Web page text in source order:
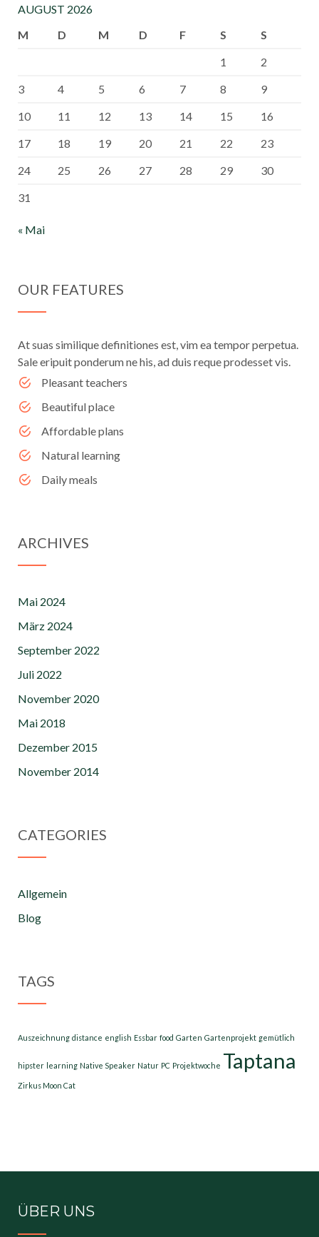
AUGUST 2026
M
D M D F S
S
1
2
3
4 5 6 7 8
9
10
11 12 13 14 15
16
17
18 19 20 21 22
23
24
25 26 27 28 29
30
31
« Mai
OUR FEATURES
At suas similique definitiones est, vim ea tempor perpetua.
Sale eripuit ponderum ne his, ad duis reque prodesset vis.
Pleasant teachers
Beautiful place
Affordable plans
Natural learning
Daily meals
ARCHIVES
Mai 2024
März 2024
September 2022
Juli 2022
November 2020
Mai 2018
Dezember 2015
November 2014
CATEGORIES
Allgemein
Blog
TAGS
Auszeichnung distance english Essbar food Garten Gartenprojekt gemütlich
hipster learning Native Speaker Natur PC Projektwoche Taptana
Zirkus Moon Cat
ÜBER UNS